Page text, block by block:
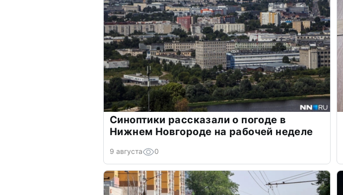
Синоптики рассказали о погоде в
Нижнем Новгороде на рабочей неделе
9 августа 0